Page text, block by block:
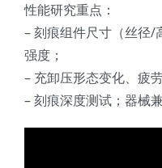
性能研究重点：
– 刻痕组件尺寸（丝径
强度；
– 充卸压形态变化、疲
– 刻痕深度测试；器械